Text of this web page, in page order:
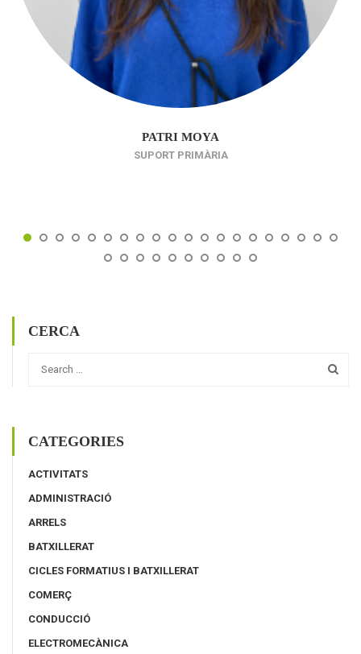
PATRI MOYA
SUPORT PRIMÀRIA
CERCA
CATEGORIES
ACTIVITATS
ADMINISTRACIÓ
ARRELS
BATXILLERAT
CICLES FORMATIUS I BATXILLERAT
COMERÇ
CONDUCCIÓ
ELECTROMECÀNICA